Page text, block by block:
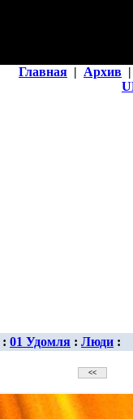
Главная | Архив |
: 01 Удомля : Люди :